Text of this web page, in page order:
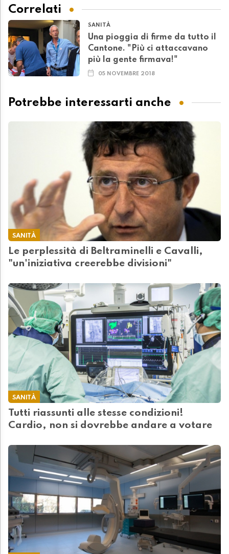
Correlati
SANITÀ
Una pioggia di firme da tutto il
Cantone. "Più ci attaccavano
più la gente firmava!"
05 NOVEMBRE 2018
Potrebbe interessarti anche
SANITÀ
Le perplessità di Beltraminelli e Cavalli,
"un'iniziativa creerebbe divisioni"
SANITÀ
Tutti riassunti alle stesse condizioni!
Cardio, non si dovrebbe andare a votare